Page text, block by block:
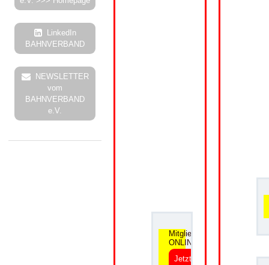
LinkedIn
BAHNVERBAND
NEWSLETTER
vom
BAHNVERBAND
e.V.
Mitgliedsantrag
ONLINE
Jetzt